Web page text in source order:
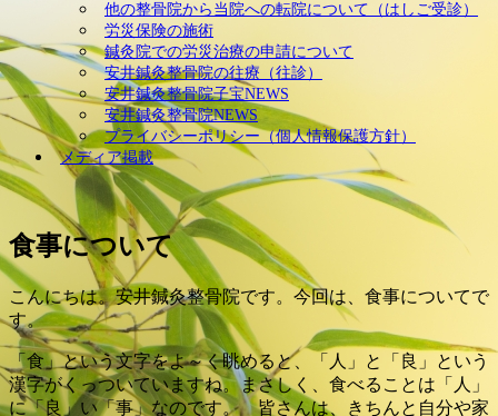
他の整骨院から当院への転院について（はしご受診）
労災保険の施術
鍼灸院での労災治療の申請について
安井鍼灸整骨院の往療（往診）
安井鍼灸整骨院子宝NEWS
安井鍼灸整骨院NEWS
プライバシーポリシー（個人情報保護方針）
メディア掲載
食事について
こんにちは。安井鍼灸整骨院です。今回は、食事についてで
す。
「食」という文字をよ～く眺めると、「人」と「良」という
漢字がくっついていますね。まさしく、食べることは「人」
に「良」い「事」なのです。 皆さんは、きちんと自分や家